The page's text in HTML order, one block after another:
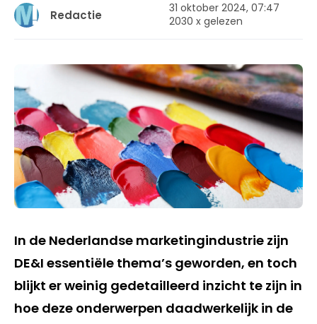
Redactie
31 oktober 2024, 07:47
2030 x gelezen
In de Nederlandse marketingindustrie zijn
DE&I essentiële thema’s geworden, en toch
blijkt er weinig gedetailleerd inzicht te zijn in
hoe deze onderwerpen daadwerkelijk in de